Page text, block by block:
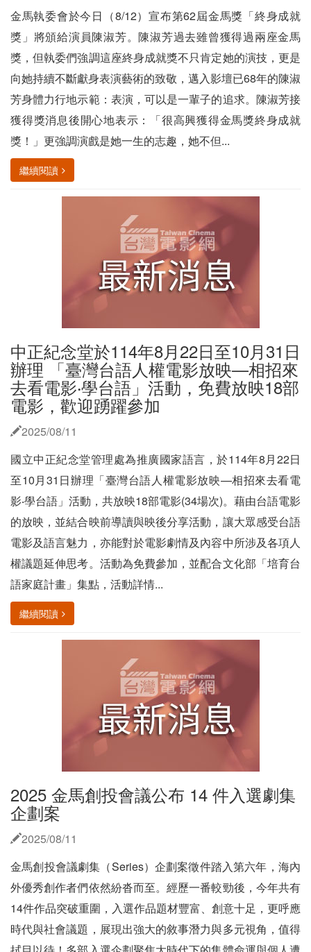
金馬執委會於今日（8/12）宣布第62屆金馬獎「終身成就
獎」將頒給演員陳淑芳。陳淑芳過去雖曾獲得過兩座金馬
獎，但執委們強調這座終身成就獎不只肯定她的演技，更是
向她持續不斷獻身表演藝術的致敬，邁入影壇已68年的陳淑
芳身體力行地示範：表演，可以是一輩子的追求。陳淑芳接
獲得獎消息後開心地表示：「很高興獲得金馬獎終身成就
獎！」更強調演戲是她一生的志趣，她不但...
繼續閱讀
中正紀念堂於114年8月22日至10月31日
辦理 「臺灣台語人權電影放映—相招來
去看電影‧學台語」活動，免費放映18部
電影，歡迎踴躍參加
2025/08/11
國立中正紀念堂管理處為推廣國家語言，於114年8月22日
至10月31日辦理「臺灣台語人權電影放映—相招來去看電
影‧學台語」活動，共放映18部電影(34場次)。藉由台語電影
的放映，並結合映前導讀與映後分享活動，讓大眾感受台語
電影及語言魅力，亦能對於電影劇情及內容中所涉及各項人
權議題延伸思考。活動為免費參加，並配合文化部「培育台
語家庭計畫」集點，活動詳情...
繼續閱讀
2025 金馬創投會議公布 14 件入選劇集
企劃案
2025/08/11
金馬創投會議劇集（Series）企劃案徵件踏入第六年，海內
外優秀創作者們依然紛沓而至。經歷一番較勁後，今年共有
14件作品突破重圍，入選作品題材豐富、創意十足，更呼應
時代與社會議題，展現出強大的敘事潛力與多元視角，值得